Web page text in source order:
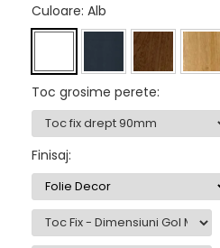
Culoare: Alb
Toc grosime perete:
Finisaj: